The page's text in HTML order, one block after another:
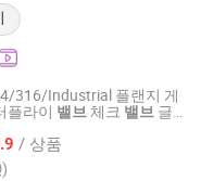
316/Industrial 플랜지 게
플라이 밸브 체크 밸브 글로
밸브
/ 상품